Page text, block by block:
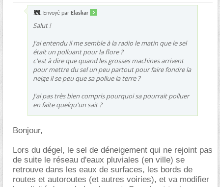
Envoyé par Elaskar
Salut !
J'ai entendu il me semble à la radio le matin que le sel
était un polluant pour la flore ?
c'est à dire que quand les grosses machines arrivent
pour mettre du sel un peu partout pour faire fondre la
neige il se peu que sa pollue la terre ?
J'ai pas très bien compris pourquoi sa pourrait polluer
en faite quelqu'un sait ?
Bonjour,
Lors du dégel, le sel de déneigement qui ne rejoint pas
de suite le réseau d'eaux pluviales (en ville) se
retrouve dans les eaux de surfaces, les bords de
routes et autoroutes (et autres voiries), et va modifier